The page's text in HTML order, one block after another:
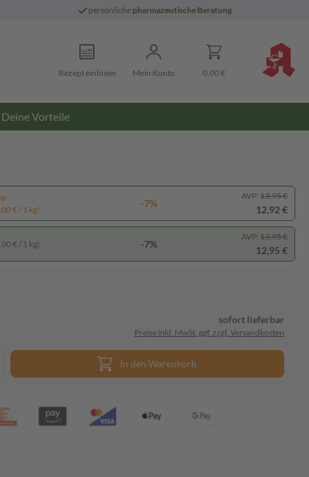
persönliche pharmazeutische Beratung
Rezept einlösen Mein Konto 0,00 €
Deine Vorteile
€ / 1 kg)
-7%
AVP: 13,95 €
12,92 €
€ / 1 kg) -7%
AVP: 13,95 €
12,95 €
sofort lieferbar
Preise inkl. MwSt. ggf. zzgl. Versandkosten
In den Warenkorb